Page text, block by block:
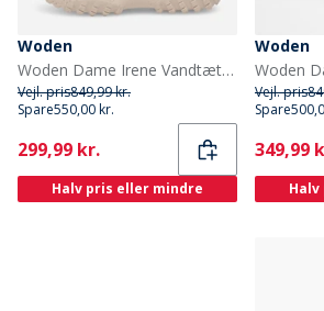
Woden
Woden Dame Irene Vandtætte Gummistøvler 259 Coffee Cream Multi
Vejl. pris849,99 kr.
Spare550,00 kr.
Current
299,99 kr.
Halv pris eller mindre
Woden
Vejl. pris
Spare
Current
349,99